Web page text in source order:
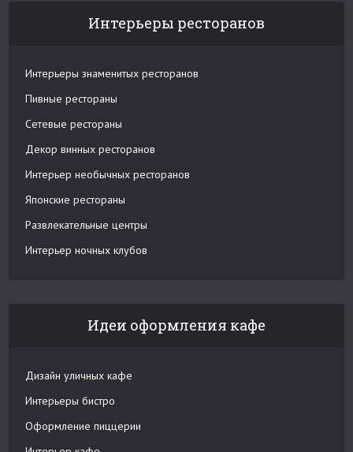
Интерьеры ресторанов
Интерьеры знаменитых ресторанов
Пивные рестораны
Сетевые рестораны
Декор винных ресторанов
Интерьер необычных ресторанов
Японские рестораны
Развлекательные центры
Интерьер ночных клубов
Идеи оформления кафе
Дизайн уличных кафе
Интерьеры бистро
Оформление пиццерии